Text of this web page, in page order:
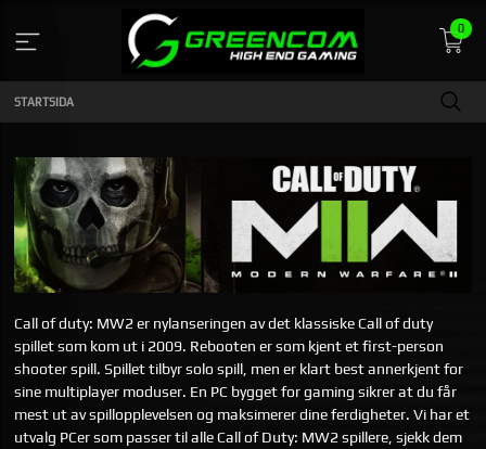
innehåll
0
STARTSIDA
Call of duty: MW2 er nylanseringen av det klassiske Call of duty
spillet som kom ut i 2009. Rebooten er som kjent et first-person
shooter spill. Spillet tilbyr solo spill, men er klart best annerkjent for
sine multiplayer moduser. En PC bygget for gaming sikrer at du får
mest ut av spillopplevelsen og maksimerer dine ferdigheter. Vi har et
utvalg PCer som passer til alle Call of Duty: MW2 spillere, sjekk dem